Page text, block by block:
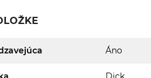
Áno